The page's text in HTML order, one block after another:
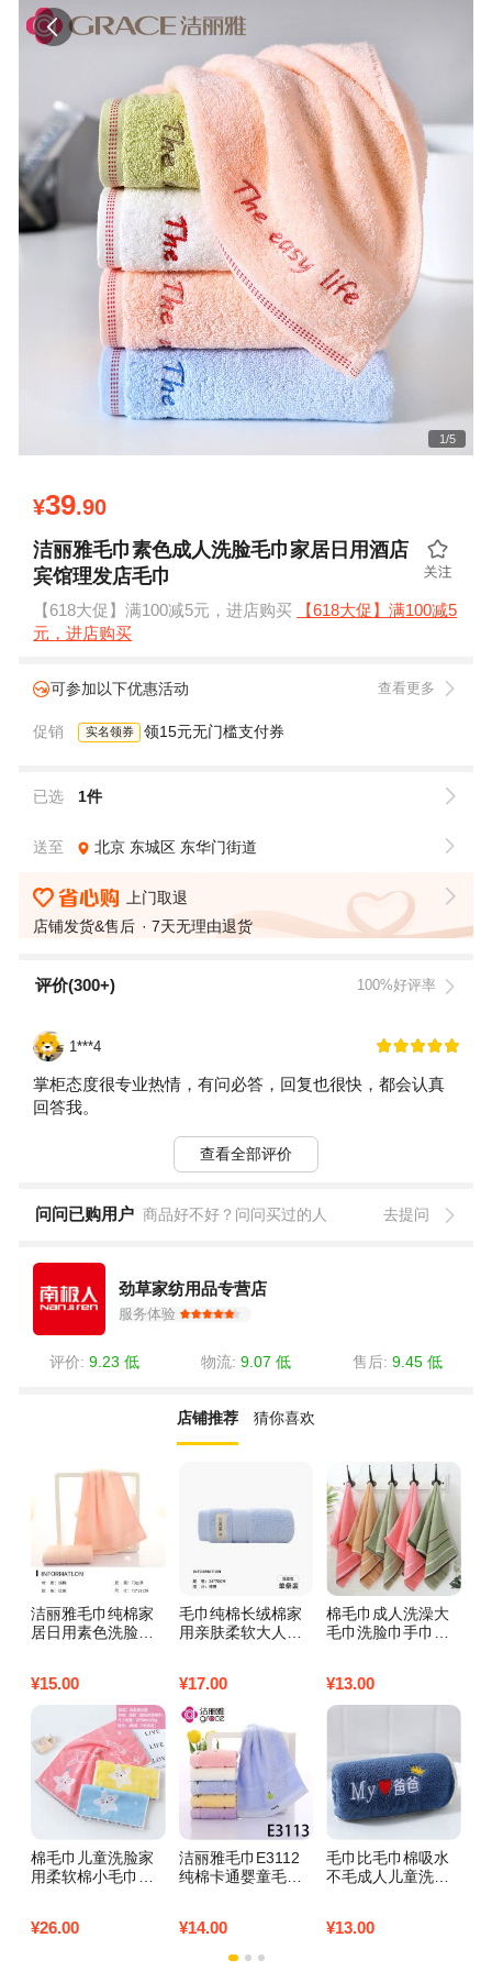
1/5
¥39.90
洁丽雅毛巾素色成人洗脸毛巾家居日用酒店
宾馆理发店毛巾
【618大促】满100减5元，进店购买
【618大促】满100减5
元，进店购买
可参加以下优惠活动 查看更多
促销 实名领券 领15元无门槛支付券
已选 1件
送至 北京 东城区 东华门街道
上门取退
店铺发货&售后
7天无理由退货
评价(300+) 100%好评率
1***4
掌柜态度很专业热情，有问必答，回复也很快，都会认真
回答我。
查看全部评价
问问已购用户 商品好不好？问问买过的人 去提问
劲草家纺用品专营店
服务体验
评价: 9.23 低 物流: 9.07 低 售后: 9.45 低
店铺推荐 猜你喜欢
洁丽雅毛巾纯棉家
居日用素色洗脸巾
¥15.00
毛巾纯棉长绒棉家
用亲肤柔软大人洗
¥17.00
棉毛巾成人洗澡大
毛巾洗脸巾手巾吸
素雅三段【颜色随
机】
¥13.00
棉毛巾儿童洗脸家
用柔软棉小毛巾吸
（多色混发）
¥26.00
洁丽雅毛巾E3112
纯棉卡通婴童毛巾
m
¥14.00
毛巾比毛巾棉吸水
不毛成人儿童洗脸
¥13.00